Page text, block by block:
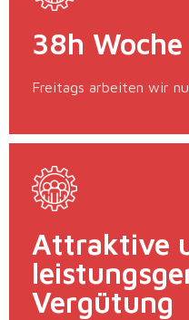
38h Woche
Freitags arbeiten wir
Attraktive
Vergütung